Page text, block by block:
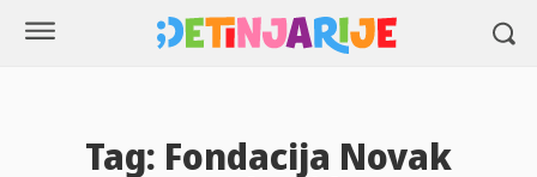
Tag: Fondacija Novak